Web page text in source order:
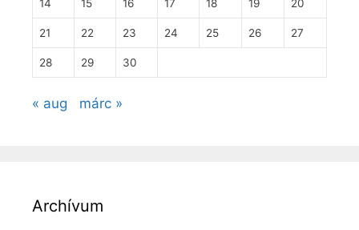
14 15 16 17 18 19 20
21 22 23 24 25 26 27
28 29 30
« aug márc »
Archívum